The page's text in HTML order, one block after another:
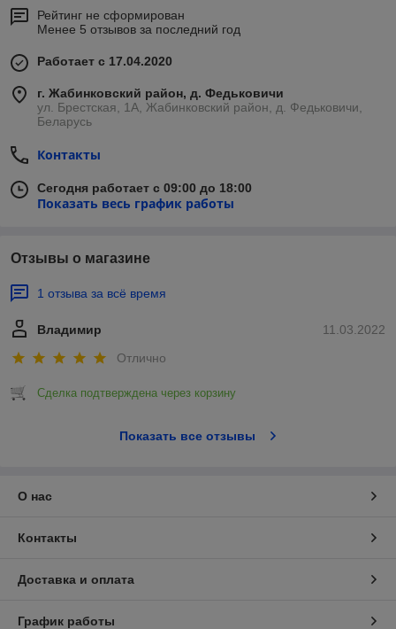
Рейтинг не сформирован
Менее 5 отзывов за последний год
Работает с 17.04.2020
г. Жабинковский район, д. Федьковичи
ул. Брестская, 1А, Жабинковский район, д. Федьковичи,
Беларусь
Контакты
Сегодня работает с 09:00 до 18:00
Показать весь график работы
Отзывы о магазине
1 отзыва за всё время
11.03.2022
Владимир
Отлично
Сделка подтверждена через корзину
Показать все отзывы
О нас
Контакты
Доставка и оплата
График работы